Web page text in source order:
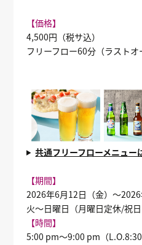
【価格】
4,500円（税サ込）
フリーフロー60分（ラストオ
共通フリーフローメニュー
【期間】
2026年6月12日（金）～2026
火～日曜日（月曜日定休/祝日
【時間】
5:00 pm～9:00 pm（L.O.8:30